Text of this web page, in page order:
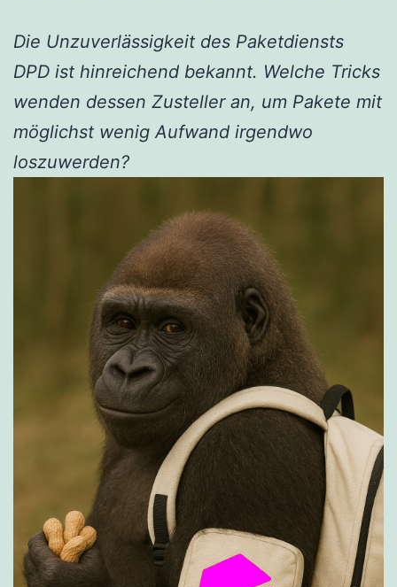
Die Unzuverlässigkeit des Paketdiensts
DPD ist hinreichend bekannt. Welche Tricks
wenden dessen Zusteller an, um Pakete mit
möglichst wenig Aufwand irgendwo
loszuwerden?